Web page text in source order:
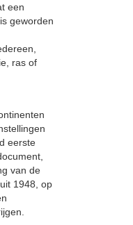
een
geworden
ras of
eerste
van de
1948, op